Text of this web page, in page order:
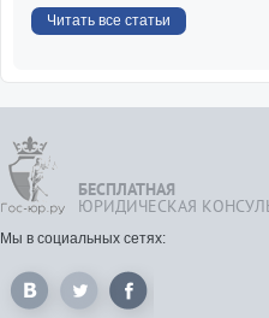
Читать все статьи
БЕСПЛАТНАЯ
ЮРИДИЧЕСКАЯ
Мы в социальных сетях: